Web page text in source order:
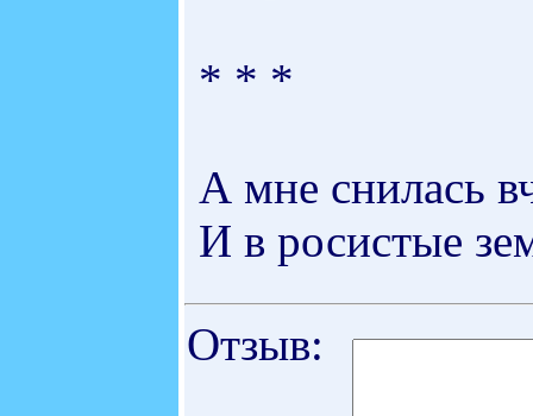
* * *
А мне снилась
И в росистые
Отзыв: